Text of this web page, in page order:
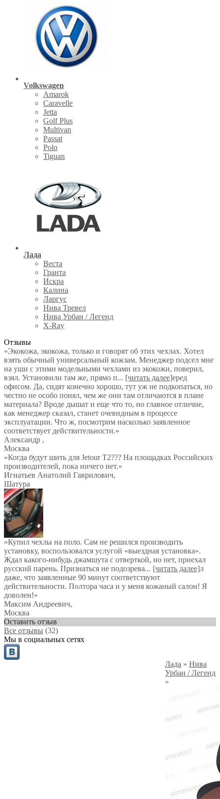
Volkswagen
Amarok
Caravelle
Jetta
Golf Plus
Multivan
Passat
Polo
Tiguan
Лада
Веста
Гранта
Искра
Калина
Ларгус
Нива Тревел
Нива Урбан / Легенд
X-Ray
Отзывы
«Экокожа, экокожа, только и говорят об этих чехлах. Хотел
взять обычный универсальный кожзам. Менеджер подсел мне
на уши с этими модельными чехлами из экокожи, поверил,
взял. Установили там же, прямо п... [читать далее]еред
офисом. Да, сидят конечно хорошо, тут уж не подкопаться, но
честно не особо понял, чем же они там отличаются в плане
материала? Вроде дышат и еще что то, но главное отличие,
как менеджер сказал, станет очевидным в процессе
эксплуатации. Что ж, посмотрим насколько заявленное
соответствует действительности.»
Александр ,
Москва
«Когда будут шить для Jetour T2??? На площадках Российских
производителей, пока ничего нет.»
Игнатьев Анатолий Гаврилович,
Шатура
«Купил чехлы на поло. Сам не решился производить
установку, воспользовался услугой «выездная установка».
Ждал какого-нибудь джамшута с отверткой, но нет, приехал
русский парень. Признаться не подозрева... [читать далее]л
даже, что заявленные 90 минут соответствуют
действительности. Полтора часа и у меня кожаный салон! Я
доволен!»
Максим Андреевич,
Москва
Оставить отзыв
Все отзывы (32)
Мы в социальных сетях
Лада » Нива
Урбан / Легенд
»